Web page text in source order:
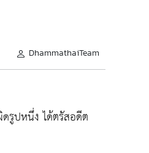
DhammathaiTeam
รูปหนึ่ง ได้ตรัสอดีต